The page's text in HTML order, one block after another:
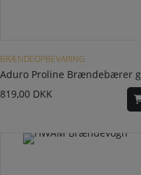
BRÆNDEOPBEVARING
Aduro Proline Brændebærer
819,00 DKK